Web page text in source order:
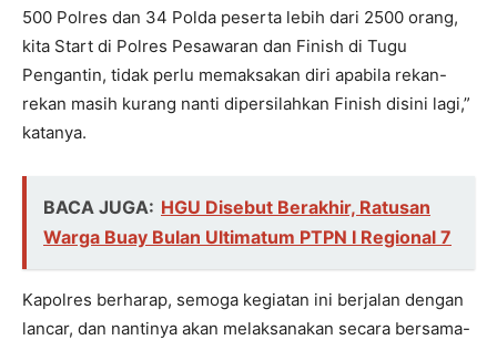
500 Polres dan 34 Polda peserta lebih dari 2500 orang,
kita Start di Polres Pesawaran dan Finish di Tugu
Pengantin, tidak perlu memaksakan diri apabila rekan-
rekan masih kurang nanti dipersilahkan Finish disini lagi,”
katanya.
BACA JUGA: HGU Disebut Berakhir, Ratusan
Warga Buay Bulan Ultimatum PTPN I Regional 7
Kapolres berharap, semoga kegiatan ini berjalan dengan
lancar, dan nantinya akan melaksanakan secara bersama-